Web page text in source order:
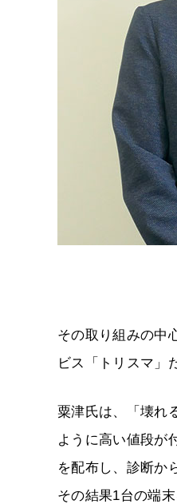
その取り組みの中
ビス「トリスマ」
粟津氏は、「壊れ
ように高い値段が
を配布し、診断か
その結果1台の端